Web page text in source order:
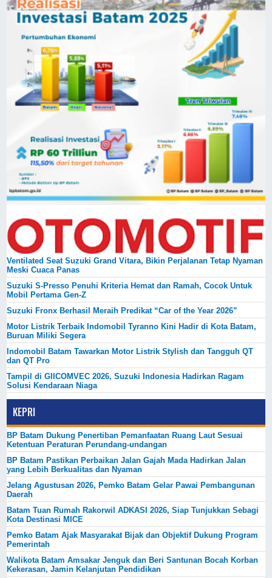
Ventilated Seat Suzuki Grand Vitara, Bikin Perjalanan Tetap Nyaman
Meski Cuaca Panas
Suzuki S-Presso Penuhi Kriteria Hemat dan Ramah, Cocok Untuk
Mobil Pertama Gen-Z
Suzuki Fronx Berhasil Meraih Predikat “Car of the Year 2026”
Motor Listrik Terbaik Indomobil Tyranno Kini Hadir di Kota Batam,
Buruan Miliki Segera
Indomobil Batam Tawarkan Motor Listrik Stylish dan Tangguh QT
dan QT Pro
Tampil di GIICOMVEC 2026, Suzuki Indonesia Hadirkan Ragam
Solusi Kendaraan Niaga
KEPRI
BP Batam Dukung Penertiban Pemanfaatan Ruang Laut Sesuai
Ketentuan Peraturan Perundang-undangan
BP Batam Pastikan Perbaikan Jalan Gajah Mada Hadirkan Jalan
yang Lebih Berkualitas dan Nyaman
Jelang Agustusan 2026, Pemko Batam Gelar Pawai Pembangunan
Daerah
Batam Tuan Rumah Rakorwil ADKASI 2026, Siap Tunjukkan Sebagi
Kota Destinasi MICE
Pemko Batam Ajak Masyarakat Bijak dan Objektif Dukung Program
Pemerintah
Walikota Batam Amsakar Jenguk dan Beri Santunan Bocah Korban
Kekerasan, Jamin Kelanjutan Pendidikan